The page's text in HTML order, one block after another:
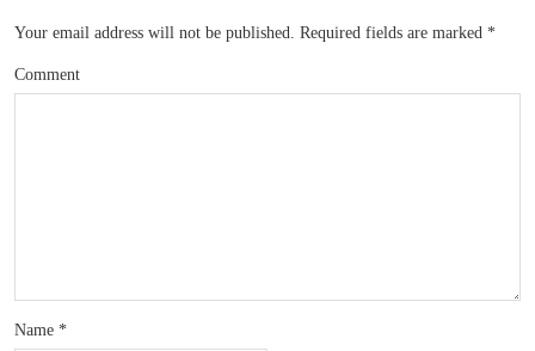
Your email address will not be published. Required fields are marked *
Comment
Name *